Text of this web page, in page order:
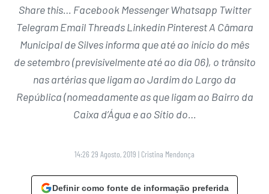
Share this… Facebook Messenger Whatsapp Twitter
Telegram Email Threads Linkedin Pinterest A Câmara
Municipal de Silves informa que até ao início do mês
de setembro (previsivelmente até ao dia 06), o trânsito
nas artérias que ligam ao Jardim do Largo da
República (nomeadamente as que ligam ao Bairro da
Caixa d’Água e ao Sítio do…
14:26 29 Agosto, 2019 | Cristina Mendonça
Definir como fonte de informação preferida